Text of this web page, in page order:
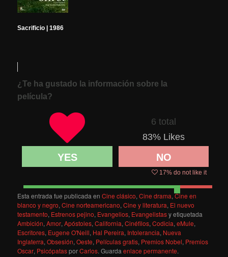
Sacrificio | 1986
¿Te ha gustado la información sobre la
película?
6 total
83% Likes
YES NO
17% do not like it
Esta entrada fue publicada enCine clásico,Cine drama,Cine en
blanco y negro,Cine norteamericano,Cine y literatura, El nuevo
testamento, Estrenos pejino, Evangelios, Evangelistasy etiquetada
Ambición,Amor,Apóstoles,California,Cinéfilos,Codicia,eMule,
Escritores, Eugene O'Neill, Hal Pereira, Intolerancia, Nueva
Inglaterra,Obsesión,Oeste, Películas gratis, Premios Nobel, Premios
Oscar, PsicópatasporCarlos. Guardaenlace permanente.